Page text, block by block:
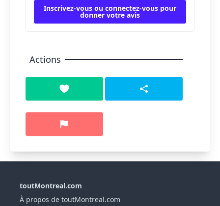
Inscrivez-vous ou connectez-vous pour
donner votre avis
Actions
toutMontreal.com
À propos de toutMontreal.com